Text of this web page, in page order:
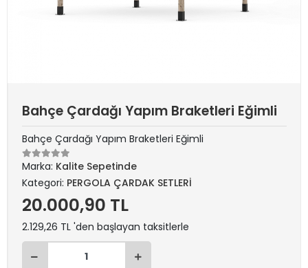
Bahçe Çardağı Yapım Braketleri Eğimli
Bahçe Çardağı Yapım Braketleri Eğimli
Marka: Kalite Sepetinde
Kategori: PERGOLA ÇARDAK SETLERİ
20.000,90 TL
2.129,26 TL 'den başlayan taksitlerle